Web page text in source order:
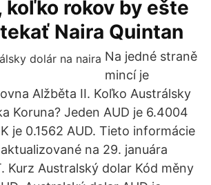
koľko rokov by ešte
Naira Quintan
Na jedné straně
mincí je
Alžběta II. Koľko Austrálsky
Koruna? Jeden AUD je 6.4004
je 0.1562 AUD. Tieto informácie
na 29. januára
Kurz Australský dolar Kód měny